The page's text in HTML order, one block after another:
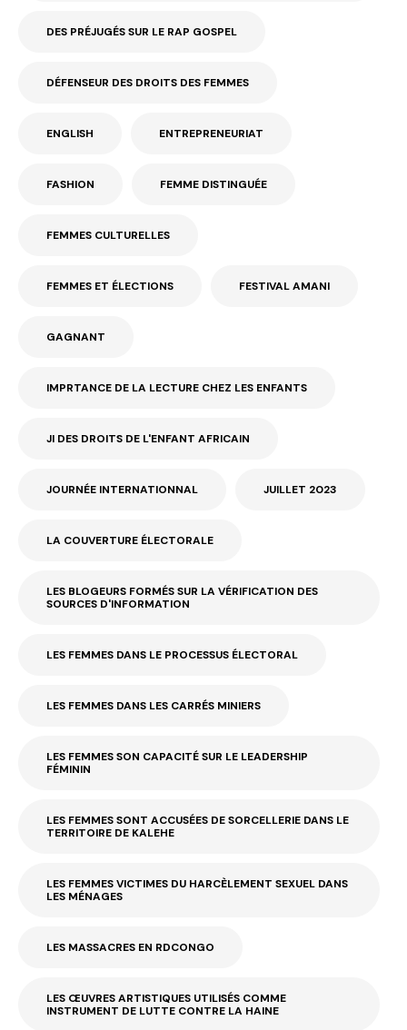
DES PRÉJUGÉS SUR LE RAP GOSPEL
DÉFENSEUR DES DROITS DES FEMMES
ENGLISH ENTREPRENEURIAT
FASHION FEMME DISTINGUÉE
FEMMES CULTURELLES
FEMMES ET ÉLECTIONS FESTIVAL AMANI
GAGNANT
IMPRTANCE DE LA LECTURE CHEZ LES ENFANTS
JI DES DROITS DE L'ENFANT AFRICAIN
JOURNÉE INTERNATIONNAL JUILLET 2023
LA COUVERTURE ÉLECTORALE
LES BLOGEURS FORMÉS SUR LA VÉRIFICATION DES
SOURCES D'INFORMATION
LES FEMMES DANS LE PROCESSUS ÉLECTORAL
LES FEMMES DANS LES CARRÉS MINIERS
LES FEMMES SON CAPACITÉ SUR LE LEADERSHIP
FÉMININ
LES FEMMES SONT ACCUSÉES DE SORCELLERIE DANS LE
TERRITOIRE DE KALEHE
LES FEMMES VICTIMES DU HARCÈLEMENT SEXUEL DANS
LES MÉNAGES
LES MASSACRES EN RDCONGO
LES ŒUVRES ARTISTIQUES UTILISÉS COMME
INSTRUMENT DE LUTTE CONTRE LA HAINE